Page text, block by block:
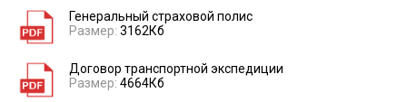
Генеральный страховой полис
Размер: 3162Кб
Договор транспортной экспедиции
Размер: 4664Кб